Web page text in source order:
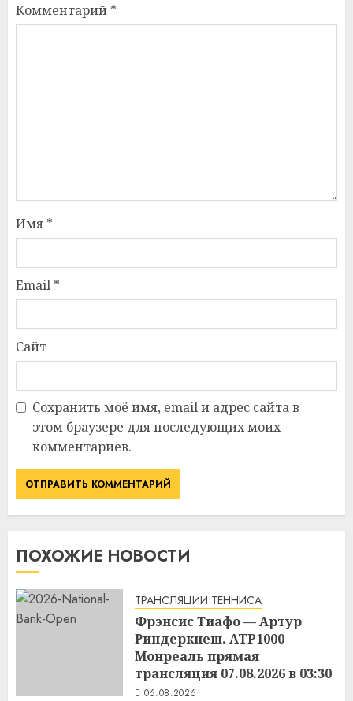
Комментарий *
Имя *
Email *
Сайт
Сохранить моё имя, email и адрес сайта в
этом браузере для последующих моих
комментариев.
ПОХОЖИЕ НОВОСТИ
ТРАНСЛЯЦИИ ТЕННИСА
Фрэнсис Тиафо — Артур
Риндеркнеш. ATP1000
Монреаль прямая
трансляция 07.08.2026 в 03:30
06.08.2026